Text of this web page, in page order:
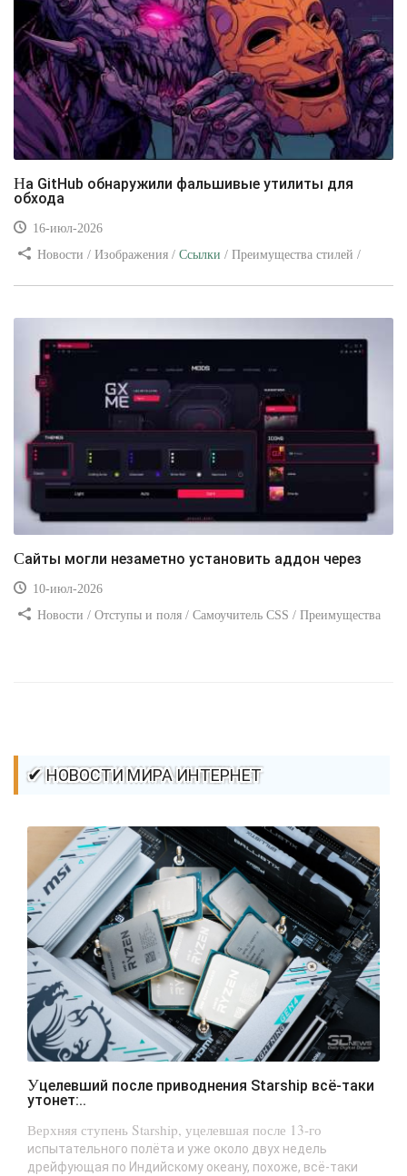
На GitHub обнаружили фальшивые утилиты для
обхода
16-июл-2026
Новости / Изображения / Ссылки / Преимущества стилей /
Сайты могли незаметно установить аддон через
10-июл-2026
Новости / Отступы и поля / Самоучитель CSS / Преимущества
✔ НОВОСТИ МИРА ИНТЕРНЕТ
Уцелевший после приводнения Starship всё-таки
утонет:..
Верхняя ступень Starship, уцелевшая после 13-го
испытательного полёта и уже около двух недель
дрейфующая по Индийскому океану, похоже, всё-таки